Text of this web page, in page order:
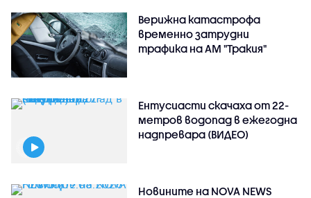
Верижна катастрофа
временно затрудни
трафика на АМ "Тракия"
Ентусиасти скачаха от 22-
метров водопад в ежегодна
надпревара (ВИДЕО)
Новините на NOVA NEWS